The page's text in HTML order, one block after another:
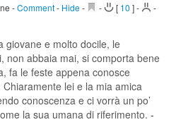
-Comment- Hide - - [ 10 ]-
-
giovane e molto docile, le
non abbaia mai, si comporta bene
fa le feste appena conosce
lei e la mia amica
conoscenza e ci vorrà un po’
la sua umana di riferimento. -